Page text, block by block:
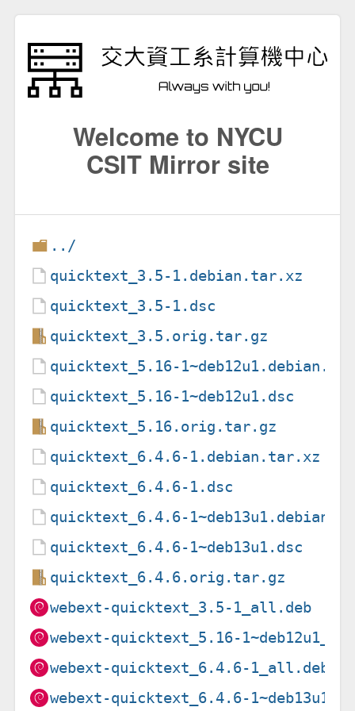
Welcome to NYCU
CSIT Mirror site
../
quicktext_3.5-1.debian.tar.xz
quicktext_3.5-1.dsc
quicktext_3.5.orig.tar.gz
quicktext_5.16-
quicktext_5.16-1~deb12u1.dsc
quicktext_5.16.orig.tar.gz
quicktext_6.4.6-1.debian.tar.xz
quicktext_6.4.6-1.dsc
quicktext_6.4.6-
quicktext_6.4.6-1~deb13u1.dsc
quicktext_6.4.6.orig.tar.gz
webext-quicktext_3.5-1_all.deb
webext-quicktext_5.16-
webext-quicktext_6.4.6-1_all.deb
webext-quicktext_6.4.6-